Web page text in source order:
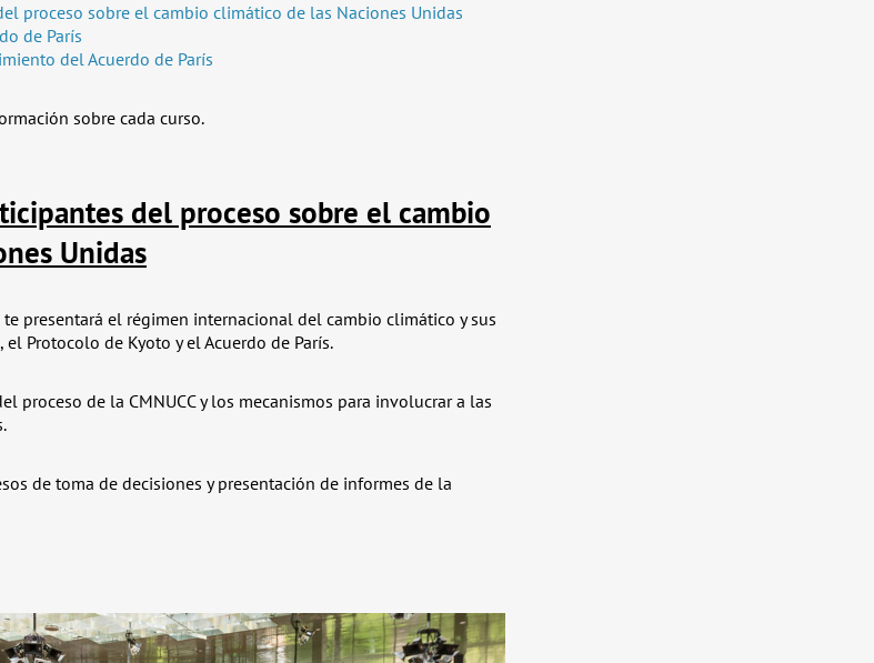
proceso sobre el cambio climático de las Naciones Unidas
de París
del Acuerdo de París
sobre cada curso.
del proceso sobre el cambio
Unidas
presentará el régimen internacional del cambio climático y sus
Protocolo de Kyoto y el Acuerdo de París.
proceso de la CMNUCC y los mecanismos para involucrar a las
de toma de decisiones y presentación de informes de la